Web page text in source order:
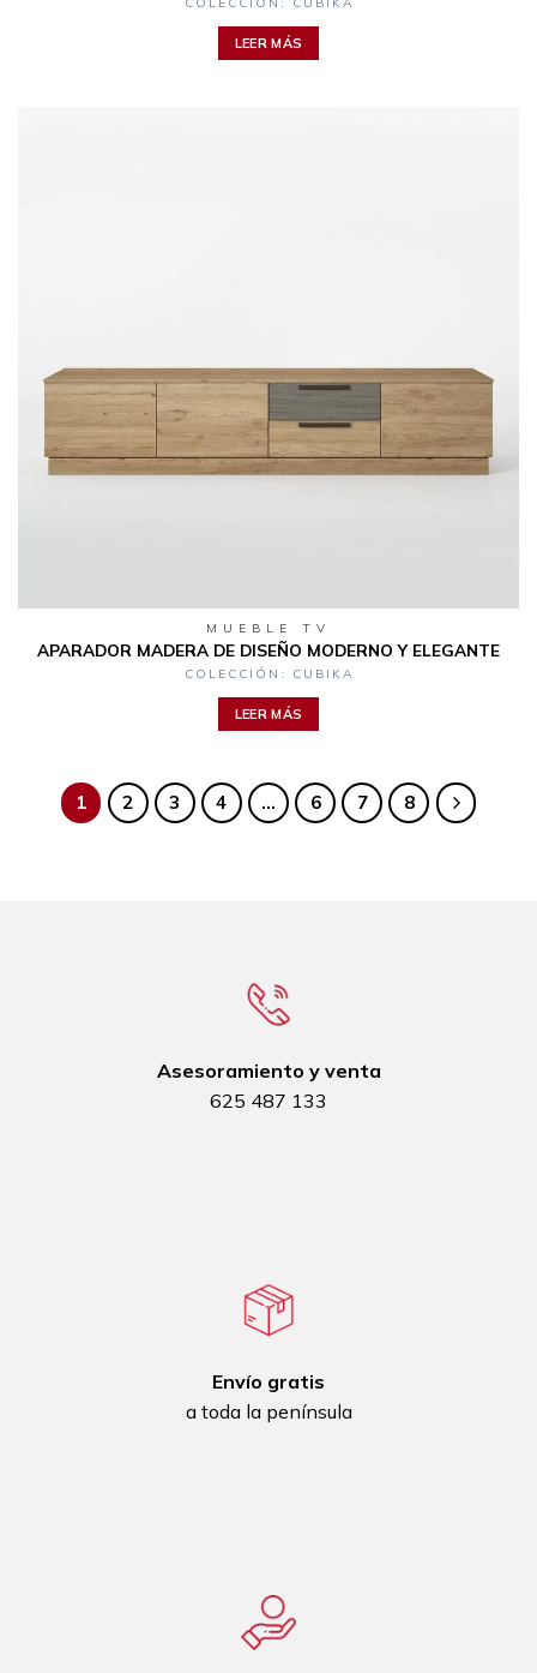
COLECCIÓN: CUBIKA
LEER MÁS
MUEBLE TV
APARADOR MADERA DE DISEÑO MODERNO Y ELEGANTE
COLECCIÓN: CUBIKA
LEER MÁS
1 2 3 4 … 6 7 8
Asesoramiento y venta
625 487 133
Envío gratis
a toda la península